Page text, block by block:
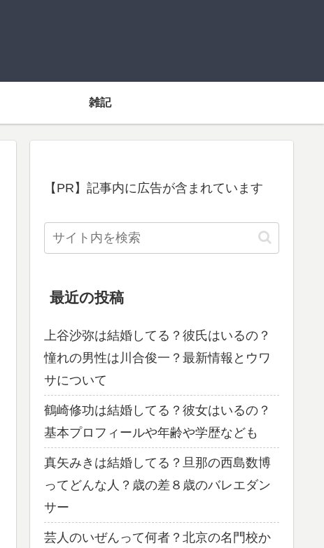
雑記
【PR】記事内に広告が含まれています
最近の投稿
上谷沙弥は結婚してる？彼氏はいるの？
憧れの男性は川合俊一？最新情報とウワ
サについて
鶴崎修功は結婚してる？彼女はいるの？
基本プロフィールや年齢や学歴なども
真矢みきは結婚してる？旦那の西島数博
ってどんな人？歳の差８歳のバレエダン
サー
芸人のいぜんって何者？北京の名門校か